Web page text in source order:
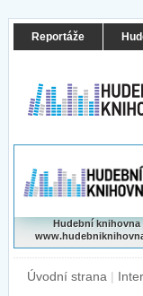
Reportáže
Hudební knihovna
Úvodní strana |